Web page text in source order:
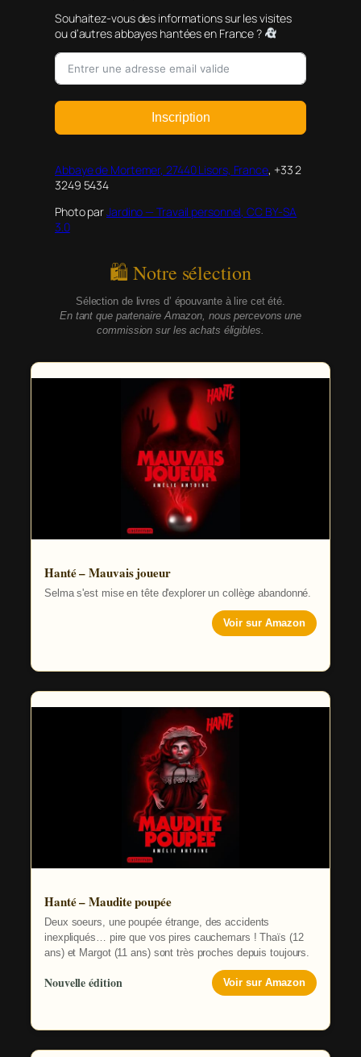
Souhaitez-vous des informations sur les visites
ou d’autres abbayes hantées en France ?
Inscription
Abbaye de Mortemer, 27440 Lisors, France, +33 2
3249 5434
Photo parJardino — Travail personnel, CC BY-SA
3.0
🛍 Notre sélection
Sélection de livres d’ épouvante à lire cet été.
En tant que partenaire Amazon, nous percevons une
commission sur les achats éligibles.
Hanté – Mauvais joueur
Selma s'est mise en tête d'explorer un collège abandonné.
Voir sur Amazon
Hanté – Maudite poupée
Deux soeurs, une poupée étrange, des accidents
inexpliqués… pire que vos pires cauchemars ! Thaïs (12
ans) et Margot (11 ans) sont très proches depuis toujours.
Nouvelle édition Voir sur Amazon